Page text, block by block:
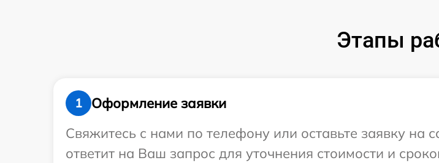
Этапы
1
Оформление заявки
Свяжитесь с нами по телефону или оставьте заявку на
ответит на Ваш запрос для уточнения стоимости и